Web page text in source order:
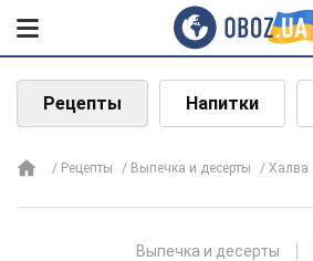
Рецепты Напитки
Рецепты Выпечка и десерты Халва
Выпечка и десерты